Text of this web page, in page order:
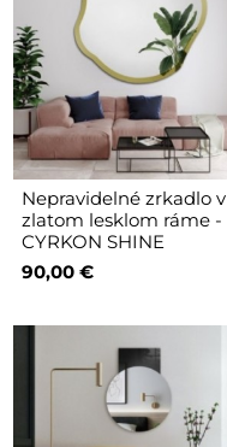
Nepravidelné zrkadlo v
zlatom lesklom ráme -
CYRKON SHINE
90,00 €